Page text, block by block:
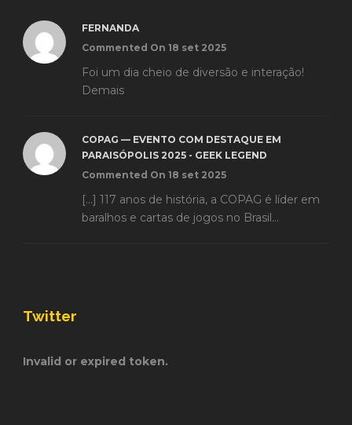
FERNANDA
Commented On 18 set 2025
Foi um dia cheio de diversão e interação!
Demais
COPAG — EVENTO COM DESTAQUE EM
PARAISÓPOLIS 2025 - GEEK LEGEND
Commented On 18 set 2025
[…] 117 anos de história, a COPAG é líder em
baralhos e cartas de jogos no Brasil...
Twitter
Invalid or expired token.